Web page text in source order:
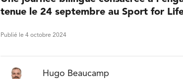
tenue le 24 septembre au Sport for
Publié le 4 octobre 2024
Hugo Beaucamp